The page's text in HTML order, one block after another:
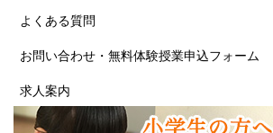
よくある質問
お問い合わせ・無料体験授業申込フォーム
求人案内